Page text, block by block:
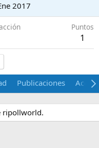
2017
Puntos
1
Publicaciones Acerca
ripollworld.